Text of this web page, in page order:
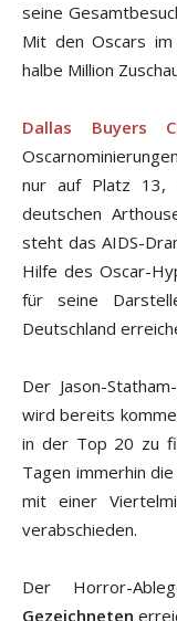
seine
Mit den Oscars
halbe Million
Dallas Buyers
nur auf Platz 13,
deutschen
steht das AIDS-
Hilfe des Oscar-
für seine
Deutschland
Der Jason-
wird bereits
in der Top 20 zu
Tagen immerhin
mit einer
verabschieden.
Der Horror-
Gezeichneten